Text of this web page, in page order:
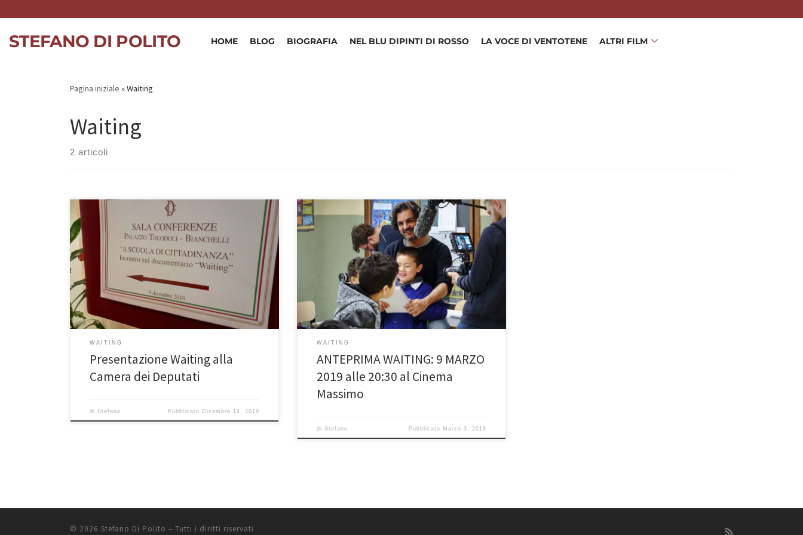
Skip to content
STEFANO DI POLITO HOME BLOG BIOGRAFIA NEL BLU DIPINTI DI ROSSO LA VOCE DI VENTOTENE ALTRI FILM
Pagina iniziale »Waiting
Waiting
2 articoli
Grazie alla preziosa collaborazione con Save the
Children, lunedì 9 dicembre è stato presentato
Waiting alla Camera dei Deputati, in un’iniziativa
denominata A SCUOLA DI CITTADINANZA. Un’occasione
per riaprire il dibattito sui diritti di cittadinanza alla
Camera dei deputati. Fondamentale la presenza e la
testimonianza di numerose associazioni impegnate
per […]
WAITING
Presentazione Waiting alla
Camera dei Deputati
diStefano Pubblicato Dicembre 14, 2019
SABATO 9 MARZO ALLE 20.30 al Cinema Massimo a
Torino in concorso al Piemonte Movie Anteprima di
“WAITING” (2019) – durata 70′ Film documentario di
Stefano Di Polito prodotto da Magda Films con Mimmo
Calopresti Parteciperanno: Stefano Di Polito, regista
del film Sergio Durando, direttore Ufficio Pastorale
Migranti Ayoub Moussaid, […]
WAITING
ANTEPRIMA WAITING: 9 MARZO
2019 alle 20:30 al Cinema
Massimo
diStefano Pubblicato Marzo 3, 2019
© 2026 Stefano Di Polito – Tutti i diritti riservati